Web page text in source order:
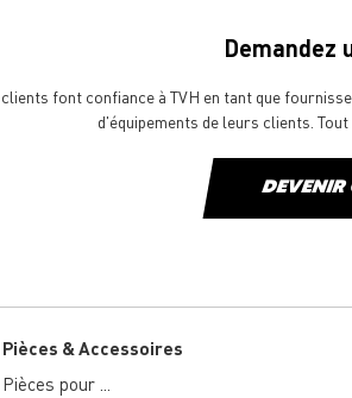
Demandez
clients font confiance à TVH en tant que
d'équipements de leurs clients.
DEVENIR
Pièces & Accessoires
Pièces pour ...